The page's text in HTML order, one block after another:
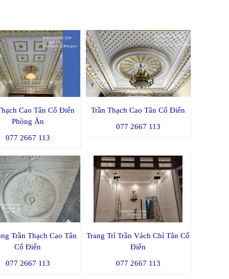
Cao Tân Cổ Điển
Phòng Ăn
077 2667 113
Trần Thạch Cao Tân Cổ Điển
077 2667 113
Trần Thạch Cao Tân
Cổ Điển
077 2667 113
Trang Trí Trần Vách Chỉ Tân Cổ
Điển
077 2667 113